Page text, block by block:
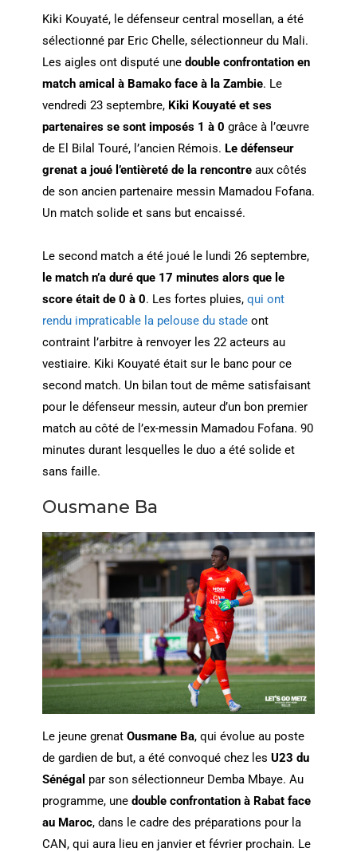
Kiki Kouyaté, le défenseur central mosellan, a été
sélectionné par Eric Chelle, sélectionneur du Mali.
Les aigles ont disputé une double confrontation en
match amical à Bamako face à la Zambie. Le
vendredi 23 septembre, Kiki Kouyaté et ses
partenaires se sont imposés 1 à 0 grâce à l’œuvre
de El Bilal Touré, l’ancien Rémois. Le défenseur
grenat a joué l’entièreté de la rencontreaux côtés
de son ancien partenaire messin Mamadou Fofana.
Un match solide et sans but encaissé.
Le second match a été joué le lundi 26 septembre,
le match n’a duré que 17 minutes alors que le
score était de 0 à 0. Les fortes pluies, qui ont
rendu impraticable la pelouse du stadeont
contraint l’arbitre à renvoyer les 22 acteurs au
vestiaire. Kiki Kouyaté était sur le banc pour ce
second match. Un bilan tout de même satisfaisant
pour le défenseur messin, auteur d’un bon premier
match au côté de l’ex-messin Mamadou Fofana. 90
minutes durant lesquelles le duo a été solide et
sans faille.
Ousmane Ba
Le jeune grenat Ousmane Ba, qui évolue au poste
de gardien de but, a été convoqué chez les U23 du
Sénégal par son sélectionneur Demba Mbaye. Au
programme, une double confrontation à Rabat face
au Maroc, dans le cadre des préparations pour la
CAN, qui aura lieu en janvier et février prochain. Le